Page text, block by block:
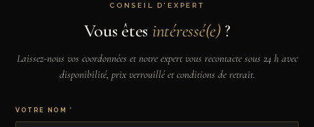
CONSEIL D’EXPERT
Vous êtes intéressé(e)?
Laissez-nous vos coordonnées et notre expert vous recontacte sous 24 h avec
disponibilité, prix verrouillé et conditions de retrait.
VOTRE NOM *